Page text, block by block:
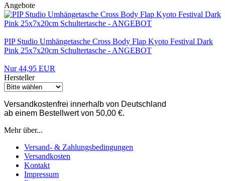
Angebote
PIP Studio Umhängetasche Cross Body Flap Kyoto Festival Dark
Pink 25x7x20cm Schultertasche - ANGEBOT
Nur 44,95 EUR
Hersteller
Versandkostenfrei innerhalb von Deutschland
ab einem Bestellwert von 50,00 €.
Mehr über...
Versand- & Zahlungsbedingungen
Versandkosten
Kontakt
Impressum